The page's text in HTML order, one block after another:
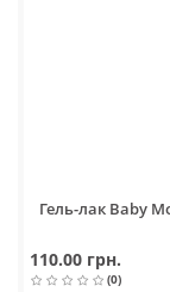
Гель-лак Baby
110.00 грн.
(0)